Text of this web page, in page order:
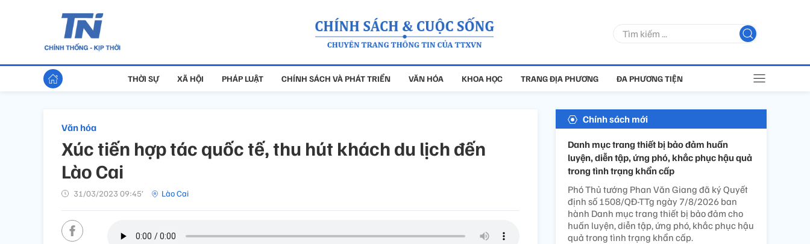
THỜI SỰ XÃ HỘI PHÁP LUẬT CHÍNH SÁCH VÀ PHÁT TRIỂN VĂN HÓA KHOA HỌC TRANG ĐỊA PHƯƠNG ĐA PHƯƠNG TIỆN
Văn hóa
Xúc tiến hợp tác quốc tế, thu hút khách du lịch đến
Lào Cai
31/03/2023 09:45’ Lào Cai
Chính sách mới
Danh mục trang thiết bị bảo đảm huấn
luyện, diễn tập, ứng phó, khắc phục hậu quả
trong tình trạng khẩn cấp
Phó Thủ tướng Phan Văn Giang đã ký Quyết
định số 1508/QĐ-TTg ngày 7/8/2026 ban
hành Danh mục trang thiết bị bảo đảm cho
huấn luyện, diễn tập, ứng phó, khắc phục hậu
quả trong tình trạng khẩn cấp.